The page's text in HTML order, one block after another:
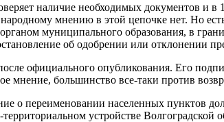
наличие необходимых документов и
народному мнению в этой цепочке нет. Но
муниципального образования, в
об одобрении или отклонении
официального опубликования. Его
мнение, большинство все-таки против
о переименовании населенных пунктов
устройстве Волгоградской